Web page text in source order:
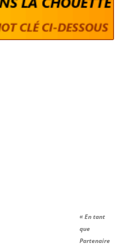
« En tant
que
Partenaire